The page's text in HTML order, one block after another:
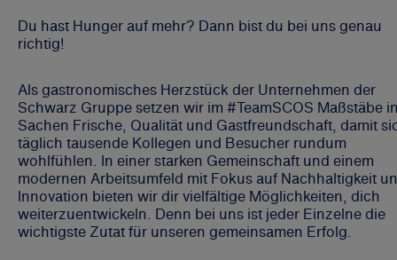
Du hast Hunger auf mehr? Dann bist du bei uns genau
richtig!
Als gastronomisches Herzstück der Unternehmen der
Schwarz Gruppe setzen wir im #TeamSCOS Maßstäbe
Sachen Frische, Qualität und Gastfreundschaft, damit
täglich tausende Kollegen und Besucher rundum
wohlfühlen. In einer starken Gemeinschaft und einem
modernen Arbeitsumfeld mit Fokus auf Nachhaltigkeit
Innovation bieten wir dir vielfältige Möglichkeiten, dich
weiterzuentwickeln. Denn bei uns ist jeder Einzelne die
wichtigste Zutat für unseren gemeinsamen Erfolg.